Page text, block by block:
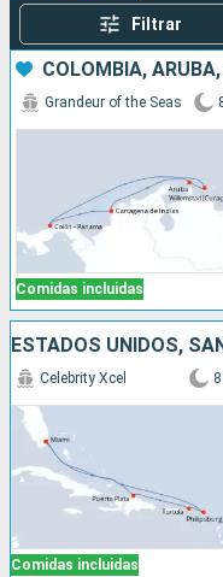
Filtrar
COLOMBIA,
Comidas incluidas
Grandeur of the Seas
Comidas incluidas
Celebrity Xcel